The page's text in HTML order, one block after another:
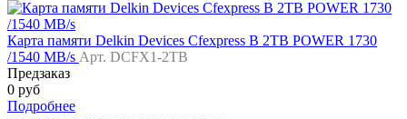
Карта памяти Delkin Devices Cfexpress B 2TB POWER 1730
/1540 MB/s Арт. DCFX1-2TB
Предзаказ
0 руб
Подробнее